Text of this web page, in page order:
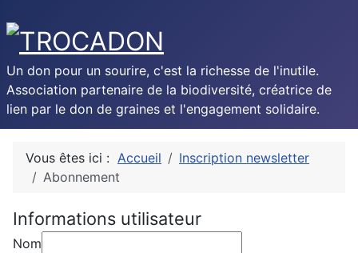
Un don pour un sourire, c'est la richesse de l'inutile.
Association partenaire de la biodiversité, créatrice de
lien par le don de graines et l'engagement solidaire.
Vous êtes ici : Accueil
Inscription newsletter
Abonnement
Informations utilisateur
Nom